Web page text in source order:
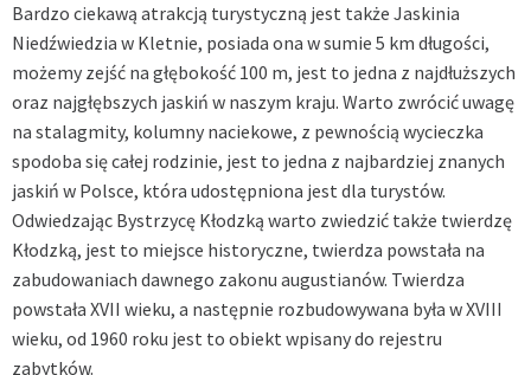
Bardzo ciekawą atrakcją turystyczną jest także Jaskinia
Niedźwiedzia w Kletnie, posiada ona w sumie 5 km długości,
możemy zejść na głębokość 100 m, jest to jedna z najdłuższych
oraz najgłębszych jaskiń w naszym kraju. Warto zwrócić uwagę
na stalagmity, kolumny naciekowe, z pewnością wycieczka
spodoba się całej rodzinie, jest to jedna z najbardziej znanych
jaskiń w Polsce, która udostępniona jest dla turystów.
Odwiedzając Bystrzycę Kłodzką warto zwiedzić także twierdzę
Kłodzką, jest to miejsce historyczne, twierdza powstała na
zabudowaniach dawnego zakonu augustianów. Twierdza
powstała XVII wieku, a następnie rozbudowywana była w XVIII
wieku, od 1960 roku jest to obiekt wpisany do rejestru
zabytków.